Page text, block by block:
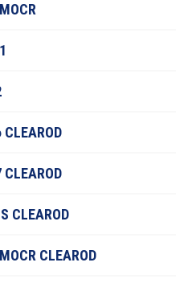
CLEAROD
CLEAROD
CLEAROD
CLEAROD